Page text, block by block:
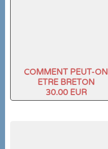
COMMENT PEUT-ON
ETRE BRETON
30.00 EUR